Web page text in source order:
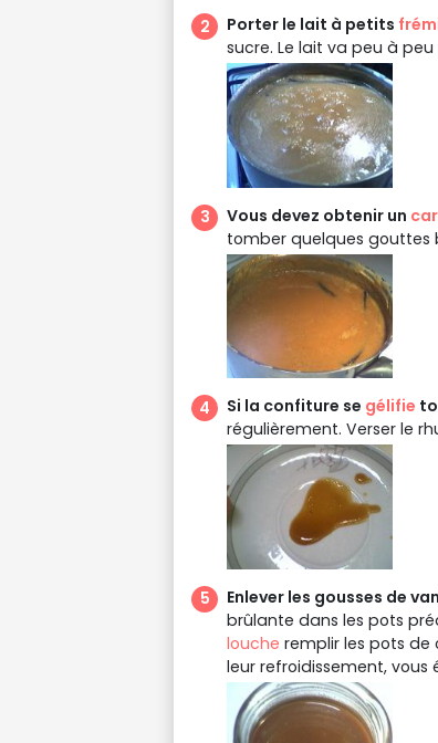
Porter le lait à petits
sucre. Le lait va peu à
Vous devez obtenir un
tomber quelques gouttes
Si la confiture se gélifie
régulièrement. Verser le
Enlever les gousses de
brûlante dans les pots
louche remplir les pots de
leur refroidissement, vous